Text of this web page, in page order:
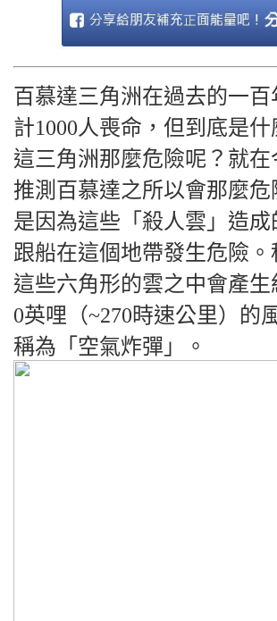
百慕達三角洲在過去的一百
計1000人喪命，但到底是
這三角洲那麼危險呢？就在
推測百慕達之所以會那麼
是因為這些「殺人雲」造成
跟船在這個地帶發生危險。
這些六角形的雲之中會產生
0英哩（~270時速公里）的
稱為「空氣炸彈」。